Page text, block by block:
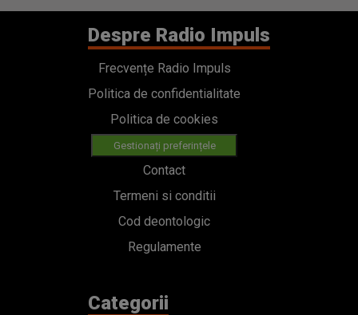
Despre Radio Impuls
Frecvențe Radio Impuls
Politica de confidentialitate
Politica de cookies
Gestionați preferințele
Contact
Termeni si conditii
Cod deontologic
Regulamente
Categorii